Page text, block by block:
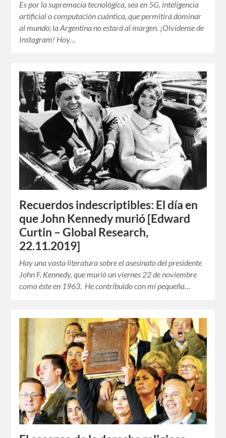
Es por la supremacía tecnológica, sea en 5G, inteligencia
artificial o computación cuántica, que permitirá dominar
al mundo; la Argentina no estará al margen. ¡Olvídense de
Instagram! Hoy…
Recuerdos indescriptibles: El día en
que John Kennedy murió [Edward
Curtin – Global Research,
22.11.2019]
Hay una vasta literatura sobre el asesinato del presidente
John F. Kennedy, que murió un viernes 22 de noviembre
como éste en 1963. He contribuido con mi pequeña…